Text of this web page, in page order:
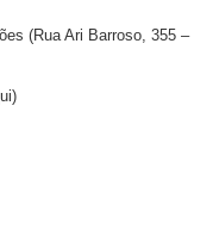
(Rua Ari Barroso, 355 –